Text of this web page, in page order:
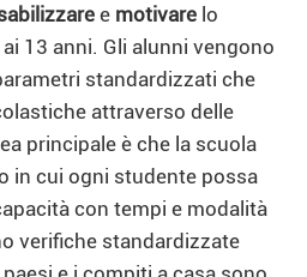
e motivare lo
13 anni. Gli alunni vengono
standardizzati che
attraverso delle
principale è che la scuola
in cui ogni studente possa
con tempi e modalità
verifiche standardizzate